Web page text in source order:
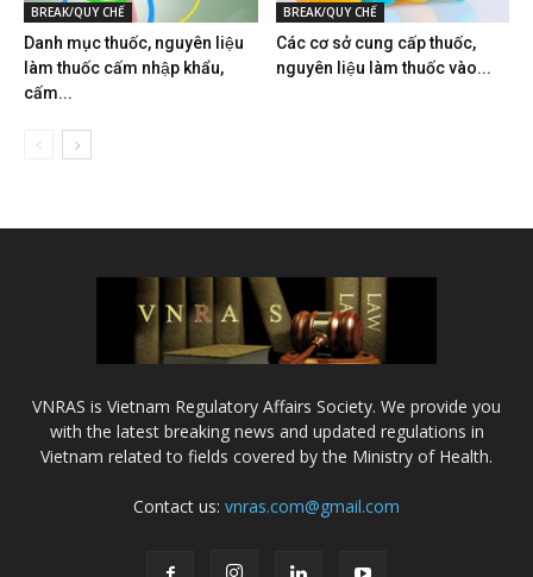
BREAK/QUY CHẾ
Danh mục thuốc, nguyên liệu
làm thuốc cấm nhập khẩu,
cấm...
BREAK/QUY CHẾ
Các cơ sở cung cấp thuốc,
nguyên liệu làm thuốc vào...
VNRAS is Vietnam Regulatory Affairs Society. We provide you
with the latest breaking news and updated regulations in
Vietnam related to fields covered by the Ministry of Health.
Contact us: vnras.com@gmail.com